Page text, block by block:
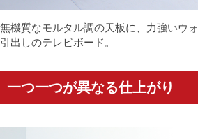
無機質なモルタル調の天板に、力強いウ
引出しのテレビボード。
一つ一つが異なる仕上がり